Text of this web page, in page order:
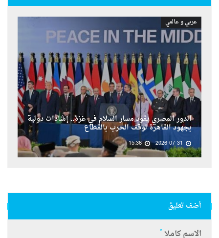
عربي و عالمي
الدور المصري يقود مسار السلام في غزة.. إشادات دولية
بجهود القاهرة لوقف الحرب بالقطاع
2026-07-31
15:36
أضف تعليق
الاسم كاملا *